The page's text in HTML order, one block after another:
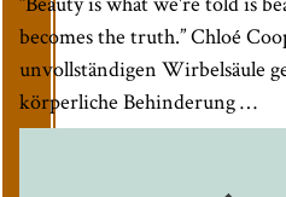
becomes the truth.” Chloé
unvollständigen Wirbelsäule
körperliche Behinderung …